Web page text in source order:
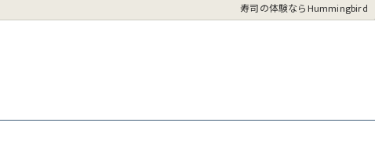
寿司の体験ならHummingbird